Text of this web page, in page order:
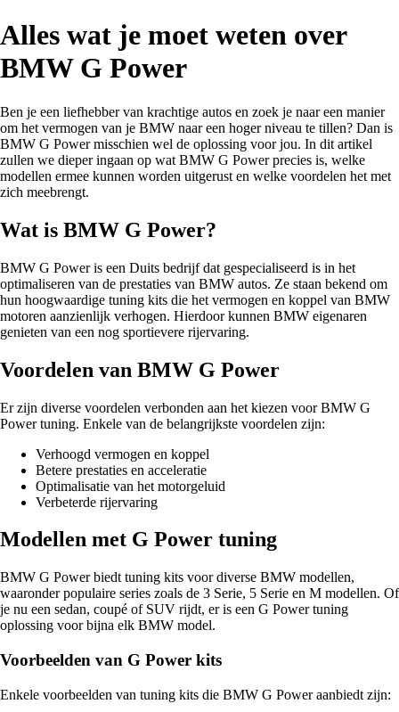
Alles wat je moet weten over
BMW G Power
Ben je een liefhebber van krachtige autos en zoek je naar een manier
om het vermogen van je BMW naar een hoger niveau te tillen? Dan is
BMW G Power misschien wel de oplossing voor jou. In dit artikel
zullen we dieper ingaan op wat BMW G Power precies is, welke
modellen ermee kunnen worden uitgerust en welke voordelen het met
zich meebrengt.
Wat is BMW G Power?
BMW G Power is een Duits bedrijf dat gespecialiseerd is in het
optimaliseren van de prestaties van BMW autos. Ze staan bekend om
hun hoogwaardige tuning kits die het vermogen en koppel van BMW
motoren aanzienlijk verhogen. Hierdoor kunnen BMW eigenaren
genieten van een nog sportievere rijervaring.
Voordelen van BMW G Power
Er zijn diverse voordelen verbonden aan het kiezen voor BMW G
Power tuning. Enkele van de belangrijkste voordelen zijn:
Verhoogd vermogen en koppel
Betere prestaties en acceleratie
Optimalisatie van het motorgeluid
Verbeterde rijervaring
Modellen met G Power tuning
BMW G Power biedt tuning kits voor diverse BMW modellen,
waaronder populaire series zoals de 3 Serie, 5 Serie en M modellen. Of
je nu een sedan, coupé of SUV rijdt, er is een G Power tuning
oplossing voor bijna elk BMW model.
Voorbeelden van G Power kits
Enkele voorbeelden van tuning kits die BMW G Power aanbiedt zijn: